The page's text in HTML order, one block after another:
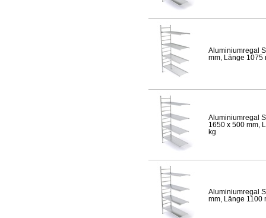
Aluminiumregal
mm, Länge 1075
Aluminiumregal
1650 x 500 mm,
kg
Aluminiumregal
mm, Länge 1100